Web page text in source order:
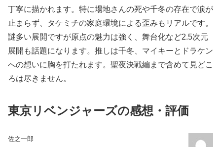
丁寧に描かれます。特に場地さんの死や千冬の存在で涙が
止まらず、タケミチの家庭環境による歪みもリアルです。
謎多い展開ですが原点の魅力は強く、舞台化など2.5次元
展開も話題になります。推しは千冬、マイキーとドラケン
への想いに胸を打たれます。聖夜決戦編まで含めて見どこ
ろは尽きません。
東京リベンジャーズの感想・評価
佐之一郎